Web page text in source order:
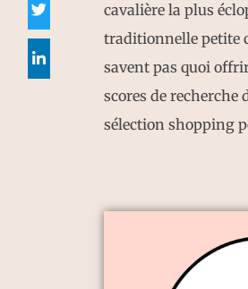
cavalière la plus
traditionnelle petite
savent pas quoi
scores de recherche
sélection shopping